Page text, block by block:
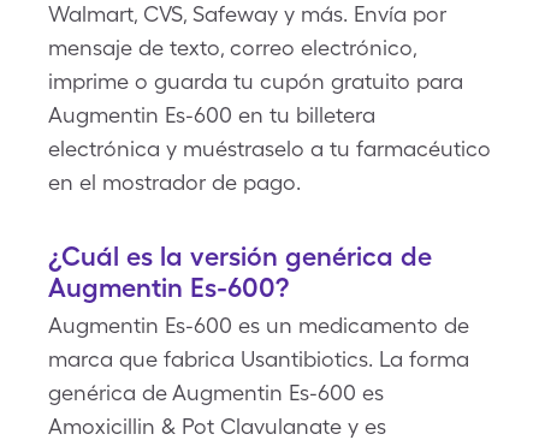
Walmart, CVS, Safeway y más. Envía por
mensaje de texto, correo electrónico,
imprime o guarda tu cupón gratuito para
Augmentin Es-600 en tu billetera
electrónica y muéstraselo a tu farmacéutico
en el mostrador de pago.
¿Cuál es la versión genérica de
Augmentin Es-600?
Augmentin Es-600 es un medicamento de
marca que fabrica Usantibiotics. La forma
genérica de Augmentin Es-600 es
Amoxicillin & Pot Clavulanate y es